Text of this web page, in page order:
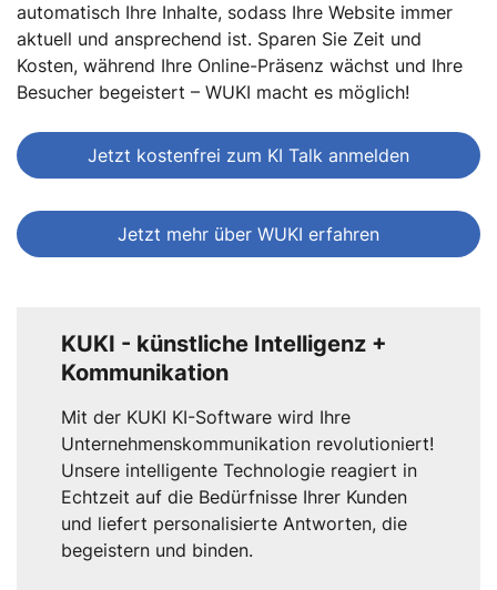
automatisch Ihre Inhalte, sodass Ihre Website immer
aktuell und ansprechend ist. Sparen Sie Zeit und
Kosten, während Ihre Online-Präsenz wächst und Ihre
Besucher begeistert – WUKI macht es möglich!
Jetzt kostenfrei zum KI Talk anmelden
Jetzt mehr über WUKI erfahren
KUKI - künstliche Intelligenz +
Kommunikation
Mit der KUKI KI-Software wird Ihre
Unternehmenskommunikation revolutioniert!
Unsere intelligente Technologie reagiert in
Echtzeit auf die Bedürfnisse Ihrer Kunden
und liefert personalisierte Antworten, die
begeistern und binden.